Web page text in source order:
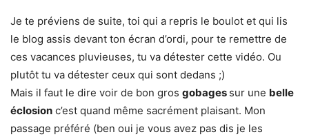
Je te préviens de suite, toi qui a repris le boulot et qui lis
le blog assis devant ton écran d’ordi, pour te remettre de
ces vacances pluvieuses, tu va détester cette vidéo. Ou
plutôt tu va détester ceux qui sont dedans ;)
Mais il faut le dire voir de bon gros gobages sur une belle
éclosion c’est quand même sacrément plaisant. Mon
passage préféré (ben oui je vous avez pas dis je les